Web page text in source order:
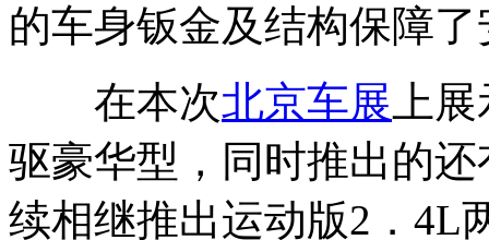
的车身钣金及结构保障
在本次北京车展 上
驱豪华型，同时推出的
续相继推出运动版2．4L